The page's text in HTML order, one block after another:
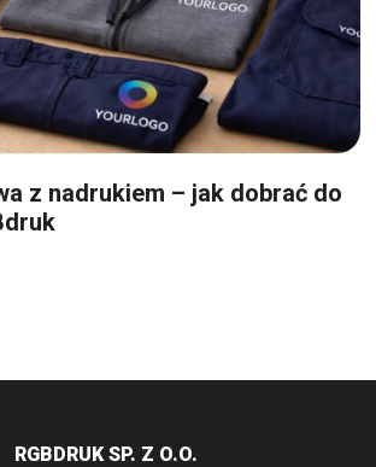
z nadrukiem – jak dobrać do
RGBDRUK SP. Z O.O.